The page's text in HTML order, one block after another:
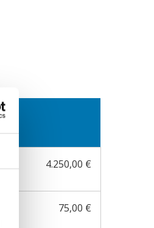
4.250,00 €
75,00 €